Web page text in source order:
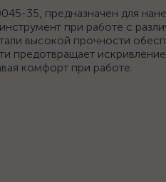
35, предназначен для
при работе с
высокой прочности
предотвращает
комфорт при работе.